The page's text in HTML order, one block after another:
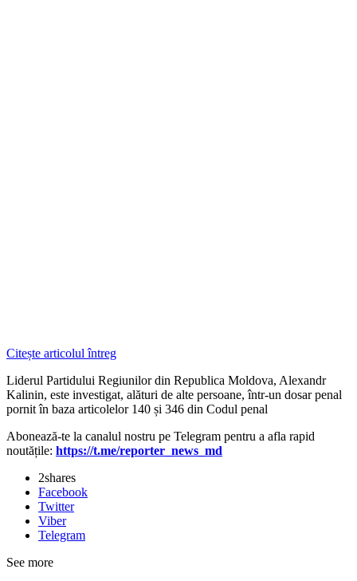
Citește articolul întreg
Liderul Partidului Regiunilor din Republica Moldova, Alexandr
Kalinin, este investigat, alături de alte persoane, într-un dosar penal
pornit în baza articolelor 140 și 346 din Codul penal
Abonează-te la canalul nostru pe Telegram pentru a afla rapid
noutățile: https://t.me/reporter_news_md
2shares
Facebook
Twitter
Viber
Telegram
See more